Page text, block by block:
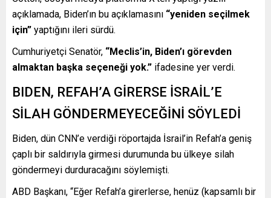
açıklamada, Biden’ın bu açıklamasını “yeniden seçilmek
için” yaptığını ileri sürdü.
Cumhuriyetçi Senatör, “Meclis’in, Biden’ı görevden
almaktan başka seçeneği yok.” ifadesine yer verdi.
BIDEN, REFAH’A GİRERSE İSRAİL’E
SİLAH GÖNDERMEYECEĞİNİ SÖYLEDİ
Biden, dün CNN’e verdiği röportajda İsrail’in Refah’a geniş
çaplı bir saldırıyla girmesi durumunda bu ülkeye silah
göndermeyi durduracağını söylemişti.
ABD Başkanı, “Eğer Refah’a girerlerse, henüz (kapsamlı bir